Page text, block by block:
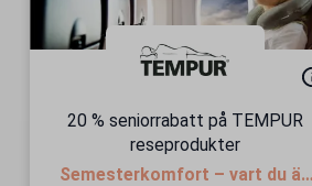
20 % seniorrabatt på TEMPUR
reseprodukter
Semesterkomfort – vart du än